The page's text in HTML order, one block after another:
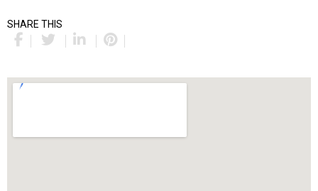
SHARE THIS